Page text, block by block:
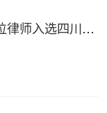
喜讯丨弘齐多位律师入选四川省破产管理人协会工作委员会委员